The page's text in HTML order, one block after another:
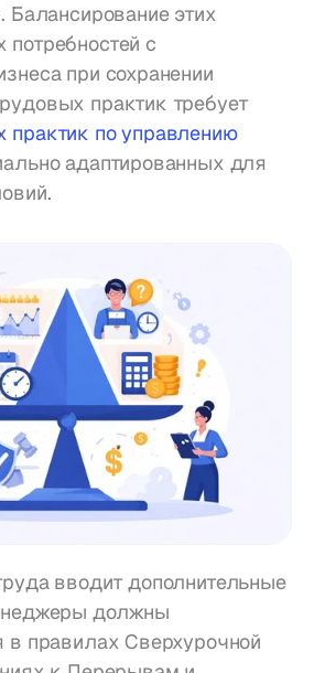
Балансирование этих
с
при сохранении
практик требует
практик по управлению
адаптированных для
вводит дополнительные
должны
в правилах Сверхурочной